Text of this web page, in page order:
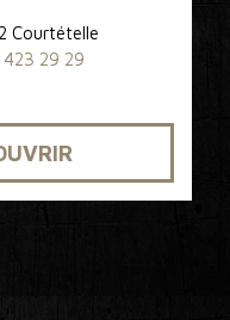
Courtételle
29 29